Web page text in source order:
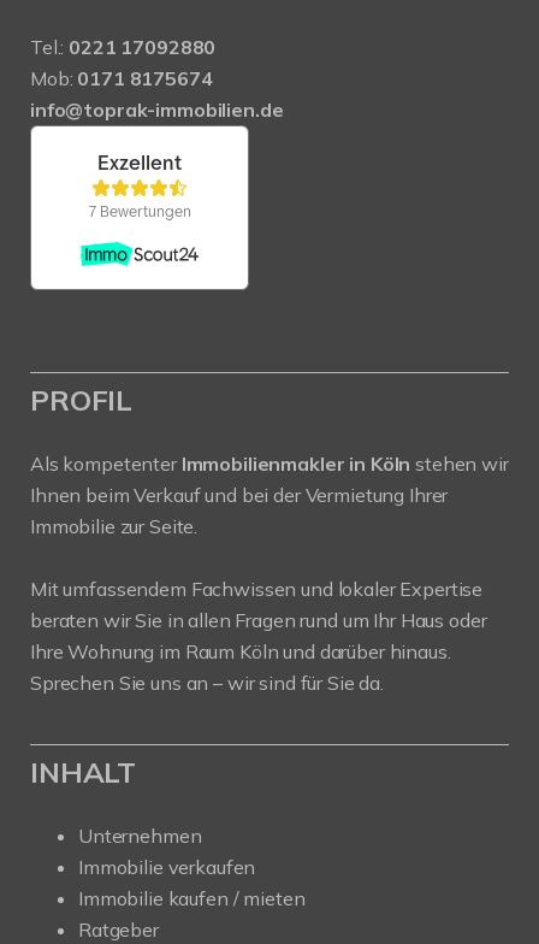
Tel.: 0221 17092880
Mob: 0171 8175674
info@toprak-immobilien.de
PROFIL
Als kompetenter Immobilienmakler in Köln stehen wir
Ihnen beim Verkauf und bei der Vermietung Ihrer
Immobilie zur Seite.
Mit umfassendem Fachwissen und lokaler Expertise
beraten wir Sie in allen Fragen rund um Ihr Haus oder
Ihre Wohnung im Raum Köln und darüber hinaus.
Sprechen Sie uns an – wir sind für Sie da.
INHALT
Unternehmen
Immobilie verkaufen
Immobilie kaufen / mieten
Ratgeber